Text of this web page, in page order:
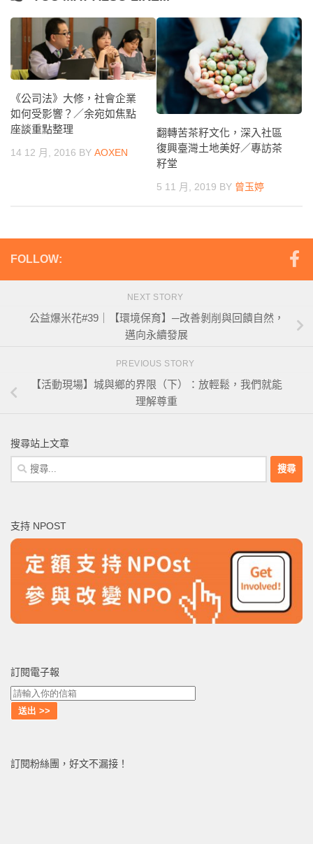
《公司法》大修，社會企業
如何受影響？／余宛如焦點
座談重點整理
14 12 月, 2016 BY AOXEN
翻轉苦茶籽文化，深入社區
復興臺灣土地美好／專訪茶
籽堂
5 11 月, 2019 BY 曾玉婷
FOLLOW:
NEXT STORY
公益爆米花#39｜【環境保育】─改善剝削與回饋自然，
邁向永續發展
PREVIOUS STORY
【活動現場】城與鄉的界限（下）：放輕鬆，我們就能
理解尊重
搜尋站上文章
搜
尋
字:
支持 NPOST
訂閱電子報
訂閱粉絲團，好文不漏接！